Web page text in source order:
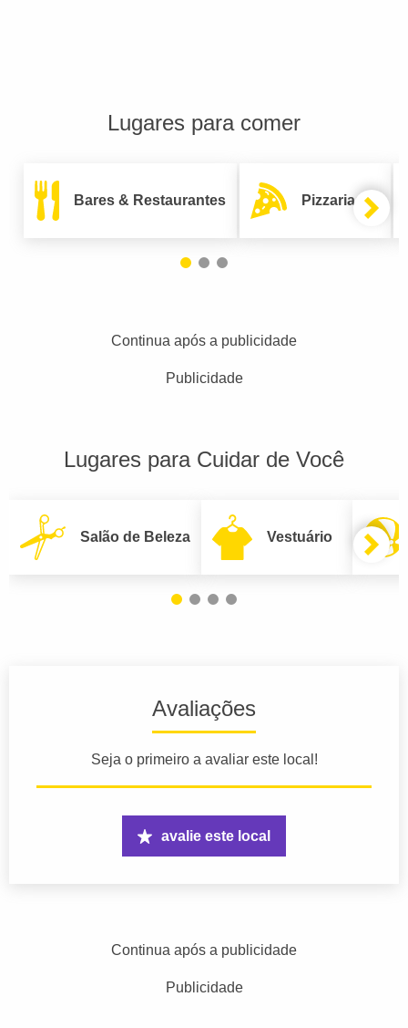
Lugares para comer
Bares & Restaurantes Pizzarias
Continua após a publicidade
Publicidade
Lugares para Cuidar de Você
Salão de Beleza Vestuário
Avaliações
Seja o primeiro a avaliar este local!
avalie este local
Continua após a publicidade
Publicidade